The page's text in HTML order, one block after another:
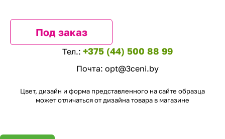
Под заказ
Тел.: +375 (44) 500 88 99
Почта: opt@3ceni.by
Цвет, дизайн и форма представленного на сайте образца
может отличаться от дизайна товара в магазине